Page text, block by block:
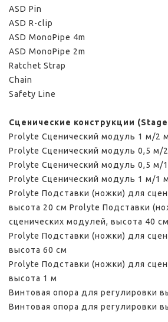
ASD Pin
ASD R-clip
ASD MonoPipe 4m
ASD MonoPipe 2m
Ratchet Strap
Chain
Safety Line
Сценические конструкции
Prolyte Сценический модуль 1 м/2 м
Prolyte Сценический модуль 0,5 м/
Prolyte Сценический модуль 0,5 м/
Prolyte Сценический модуль 1 м/1 м
Prolyte Подставки (ножки) для
высота 20 см Prolyte Подставки
сценических модулей, высота 40 см
Prolyte Подставки (ножки) для
высота 60 см
Prolyte Подставки (ножки) для
высота 1 м
Винтовая опора для регулировки
Винтовая опора для регулировки